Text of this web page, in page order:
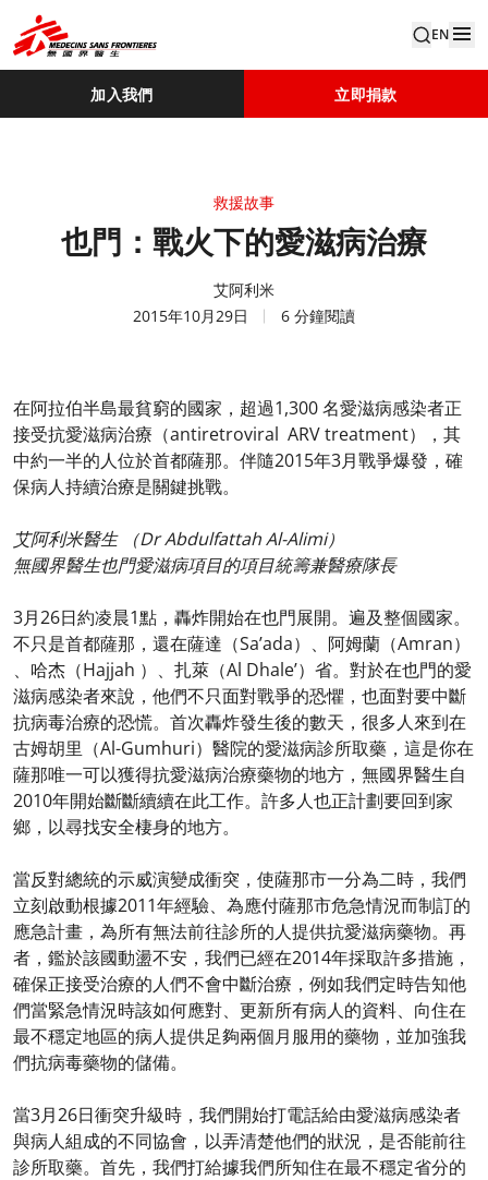
EN
加入我們 立即捐款
救援故事
也門：戰火下的愛滋病治療
艾阿利米
2015年10月29日
6 分鐘閱讀
在阿拉伯半島最貧窮的國家，超過1,300 名愛滋病感染者正
接受抗愛滋病治療（antiretroviral ARV treatment），其
中約一半的人位於首都薩那。伴隨2015年3月戰爭爆發，確
保病人持續治療是關鍵挑戰。
艾阿利米醫生 （Dr Abdulfattah Al-Alimi）
無國界醫生也門愛滋病項目的項目統籌兼醫療隊長
3月26日約凌晨1點，轟炸開始在也門展開。遍及整個國家。
不只是首都薩那，還在薩達（Sa’ada）、阿姆蘭（Amran）
、哈杰（Hajjah ）、扎萊（Al Dhale’）省。對於在也門的愛
滋病感染者來說，他們不只面對戰爭的恐懼，也面對要中斷
抗病毒治療的恐慌。首次轟炸發生後的數天，很多人來到在
古姆胡里（Al-Gumhuri）醫院的愛滋病診所取藥，這是你在
薩那唯一可以獲得抗愛滋病治療藥物的地方，無國界醫生自
2010年開始斷斷續續在此工作。許多人也正計劃要回到家
鄉，以尋找安全棲身的地方。
當反對總統的示威演變成衝突，使薩那市一分為二時，我們
立刻啟動根據2011年經驗、為應付薩那市危急情況而制訂的
應急計畫，為所有無法前往診所的人提供抗愛滋病藥物。再
者，鑑於該國動盪不安，我們已經在2014年採取許多措施，
確保正接受治療的人們不會中斷治療，例如我們定時告知他
們當緊急情況時該如何應對、更新所有病人的資料、向住在
最不穩定地區的病人提供足夠兩個月服用的藥物，並加強我
們抗病毒藥物的儲備。
當3月26日衝突升級時，我們開始打電話給由愛滋病感染者
與病人組成的不同協會，以弄清楚他們的狀況，是否能前往
診所取藥。首先，我們打給據我們所知住在最不穩定省分的